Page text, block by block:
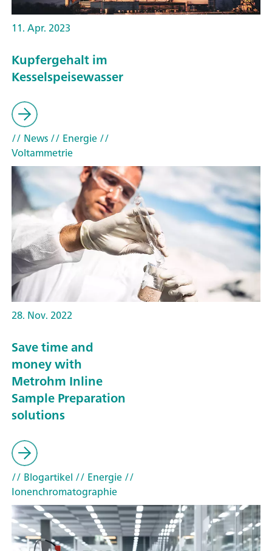
11. Apr. 2023
Kupfergehalt im
Kesselspeisewasser
// News// Energie//
Voltammetrie
28. Nov. 2022
Save time and
money with
Metrohm Inline
Sample Preparation
solutions
// Blogartikel // Energie//
Ionenchromatographie